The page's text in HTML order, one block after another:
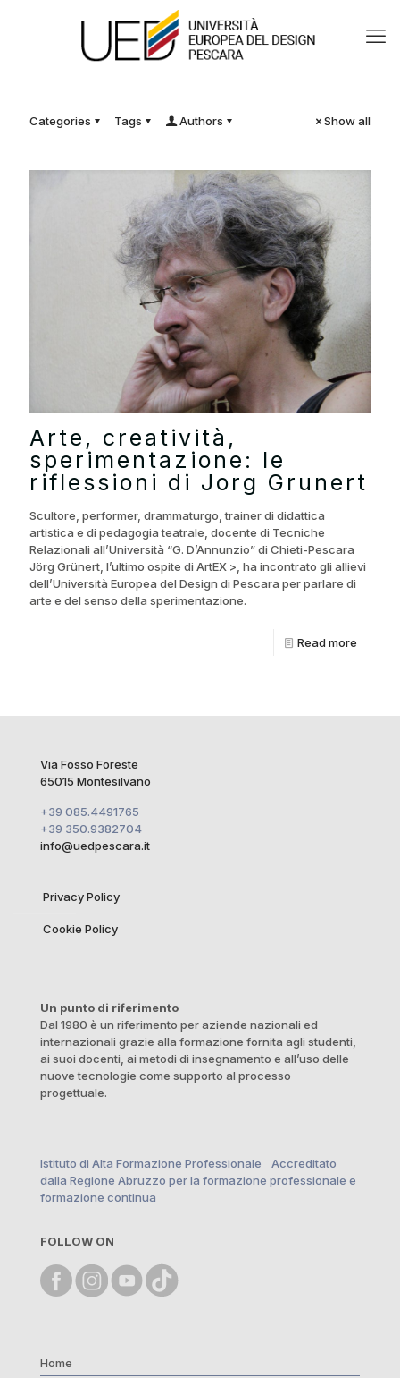
Categories Tags Authors Show all
Arte, creatività,
sperimentazione: le
riflessioni di Jorg Grunert
Scultore, performer, drammaturgo, trainer di didattica
artistica e di pedagogia teatrale, docente di Tecniche
Relazionali all’Università “G. D’Annunzio” di Chieti-Pescara
Jörg Grünert, l’ultimo ospite di ArtEX >, ha incontrato gli allievi
dell’Università Europea del Design di Pescara per parlare di
arte e del senso della sperimentazione.
Read more
Via Fosso Foreste
65015 Montesilvano
+39 085.4491765
+39 350.9382704
info@uedpescara.it
Privacy Policy
Cookie Policy
Un punto di riferimento
Dal 1980 è un riferimento per aziende nazionali ed
internazionali grazie alla formazione fornita agli studenti,
ai suoi docenti, ai metodi di insegnamento e all’uso delle
nuove tecnologie come supporto al processo
progettuale.
Istituto di Alta Formazione Professionale Accreditato
dalla Regione Abruzzo per la formazione professionale e
formazione continua
FOLLOW ON
Home